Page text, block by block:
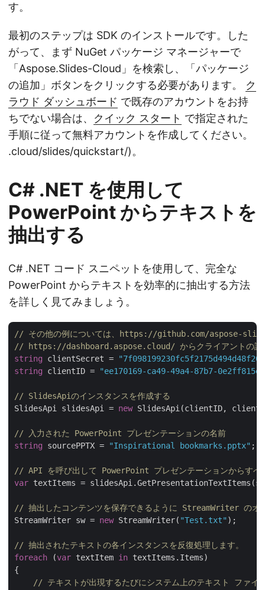
す。
最初のステップは SDK のインストールです。した
がって、まず NuGet パッケージ マネージャーで
「Aspose.Slides-Cloud」を検索し、「パッケージ
の追加」ボタンをクリックする必要があります。 ク
ラウド ダッシュボード で既存のアカウントをお持
ちでない場合は、 クイック スタート で指定された
手順に従って無料アカウントを作成してください。
.cloud/slides/quickstart/)。
C# .NET を使用して
PowerPoint からテキストを
抽出する
C# .NET コード スニペットを使用して、完全な
PowerPoint からテキストを効率的に抽出する方法
を詳しく見てみましょう。
// その他の例については、https://github.com/aspose-
// https://dashboard.aspose.cloud/ からクライアントの認証
string clientSecret =
string clientID = "ee170169-ca49-49a4-87b7-
// SlidesApiのインスタンスを作成する
SlidesApi slidesApi = new SlidesApi(clientID,
// 入力された PowerPoint プレゼンテーションの名前
string sourcePPTX = "Inspirational bookmarks.pptx" ;
// API を呼び出して PowerPoint プレゼンテーションからすべ
var textItems =
// 抽出したコンテンツを保存できるように StreamWriter のオ
StreamWriter sw = new StreamWriter( "Test.txt" );
// 抽出されたテキストの各インスタンスを反復処理します。
foreach (var textItem in textItems.Items)
{
// テキストが出現するたびにシステム上のテキスト ファイ